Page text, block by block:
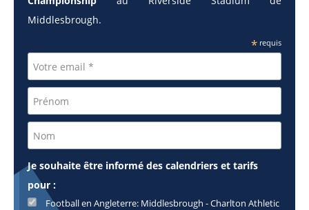
Middlesbrough.
* requis
Je souhaite être informé des calendriers et tarifs
pour :
Football en Angleterre: Middlesbrough - Charlton Athletic